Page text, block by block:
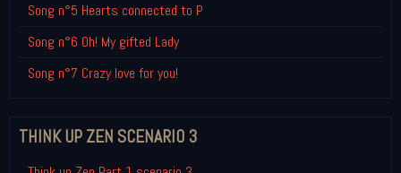
Song n°5 Hearts connected to P
Song n°6 Oh! My gifted Lady
Song n°7 Crazy love for you!
THINK UP ZEN SCENARIO 3